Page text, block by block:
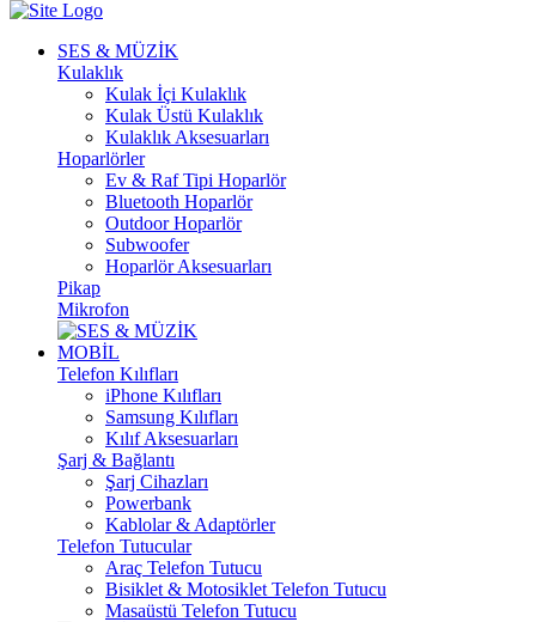
SES & MÜZİK
Kulaklık
Kulak İçi Kulaklık
Kulak Üstü Kulaklık
Kulaklık Aksesuarları
Hoparlörler
Ev & Raf Tipi Hoparlör
Bluetooth Hoparlör
Outdoor Hoparlör
Subwoofer
Hoparlör Aksesuarları
Pikap
Mikrofon
MOBİL
Telefon Kılıfları
iPhone Kılıfları
Samsung Kılıfları
Kılıf Aksesuarları
Şarj & Bağlantı
Şarj Cihazları
Powerbank
Kablolar & Adaptörler
Telefon Tutucular
Araç Telefon Tutucu
Bisiklet & Motosiklet Telefon Tutucu
Masaüstü Telefon Tutucu